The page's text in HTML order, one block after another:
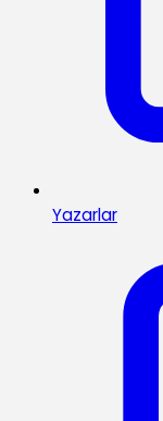
Yazarlar